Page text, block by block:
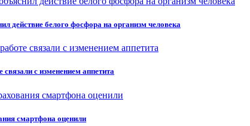
действие белого фосфора на организм человека
с изменением аппетита
смартфона оценили